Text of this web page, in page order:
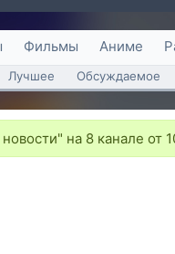
Фильмы Аниме
Лучшее Обсуждаемое
на 8 канале от